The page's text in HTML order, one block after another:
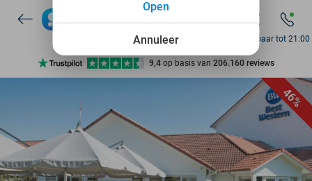
206.160 reviews
Ontdek 15.000+ deals
10+ miljoen leden
Bereikbaar tot 21:00
46%
Annuleer
Open